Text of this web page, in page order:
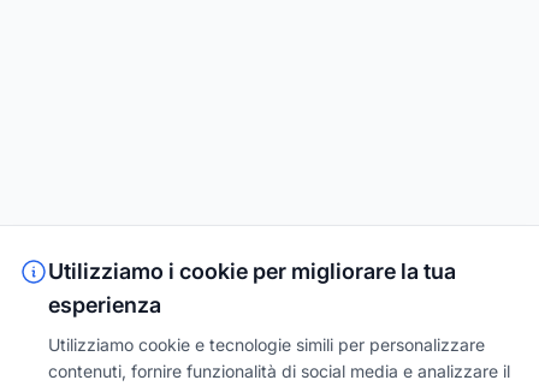
Utilizziamo i cookie per migliorare la tua
esperienza
Utilizziamo cookie e tecnologie simili per personalizzare
contenuti, fornire funzionalità di social media e analizzare il